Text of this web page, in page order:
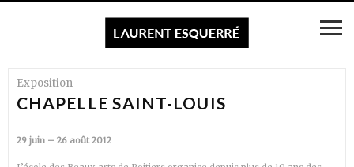
Exposition
CHAPELLE SAINT-LOUIS
29 juin – 26 août 2012